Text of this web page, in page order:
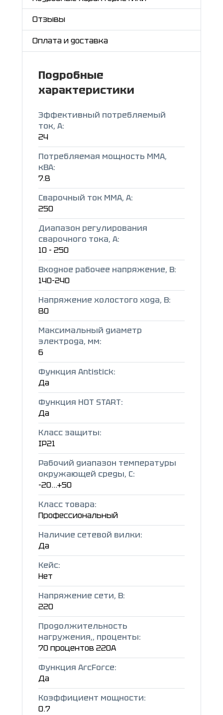
Отзывы
Оплата и доставка
Подробные
характеристики
Эффективный потребляемый
ток, А:
24
Потребляемая мощность ММА,
кВА:
7.8
Сварочный ток ММА, А:
250
Диапазон регулирования
сварочного тока, А:
10 - 250
Входное рабочее напряжение, В:
140-240
Напряжение холостого хода, В:
80
Максимальный диаметр
электрода, мм:
6
Функция Antistick:
Да
Функция HOT START:
Да
Класс защиты:
IP21
Рабочий диапазон температуры
окружающей среды, C:
-20...+50
Класс товара:
Профессиональный
Наличие сетевой вилки:
Да
Кейс:
Нет
Напряжение сети, В:
220
Продолжительность
нагружения,, проценты:
70 процентов 220А
Функция ArcForce:
Да
Коэффициент мощности:
0.7